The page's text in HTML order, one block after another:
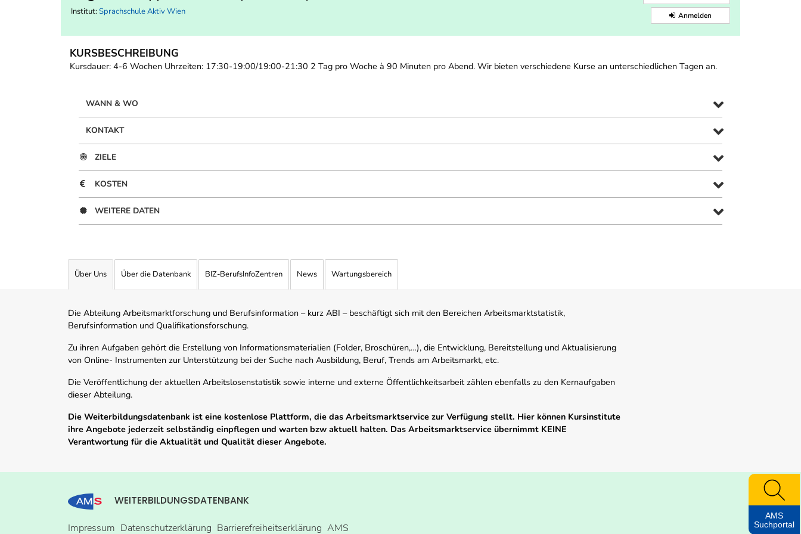
Institut: Sprachschule Aktiv Wien Anmelden
KURSBESCHREIBUNG
Kursdauer: 4-6 Wochen Uhrzeiten: 17:30-19:00/19:00-21:30 2 Tag pro Woche à 90 Minuten pro Abend. Wir bieten verschiedene Kurse an unterschiedlichen Tagen an.
WANN & WO
KONTAKT
ZIELE
KOSTEN
WEITERE DATEN
Über Uns Über die Datenbank BIZ-BerufsInfoZentren News Wartungsbereich
Die Abteilung Arbeitsmarktforschung und Berufsinformation – kurz ABI – beschäftigt sich mit den Bereichen Arbeitsmarktstatistik,
Berufsinformation und Qualifikationsforschung.
Zu ihren Aufgaben gehört die Erstellung von Informationsmaterialien (Folder, Broschüren,…), die Entwicklung, Bereitstellung und Aktualisierung
von Online- Instrumenten zur Unterstützung bei der Suche nach Ausbildung, Beruf, Trends am Arbeitsmarkt, etc.
Die Veröffentlichung der aktuellen Arbeitslosenstatistik sowie interne und externe Öffentlichkeitsarbeit zählen ebenfalls zu den Kernaufgaben
dieser Abteilung.
Die Weiterbildungsdatenbank ist eine kostenlose Plattform, die das Arbeitsmarktservice zur Verfügung stellt. Hier können Kursinstitute
ihre Angebote jederzeit selbständig einpflegen und warten bzw aktuell halten. Das Arbeitsmarktservice übernimmt KEINE
Verantwortung für die Aktualität und Qualität dieser Angebote.
WEITERBILDUNGSDATENBANK
Impressum Datenschutzerklärung Barrierefreiheitserklärung AMS
AMS
Suchportal